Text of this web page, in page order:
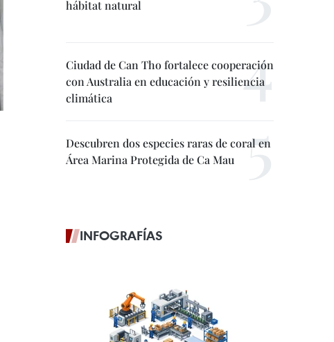
hábitat natural
Ciudad de Can Tho fortalece cooperación
con Australia en educación y resiliencia
climática
Descubren dos especies raras de coral en
Área Marina Protegida de Ca Mau
INFOGRAFÍAS